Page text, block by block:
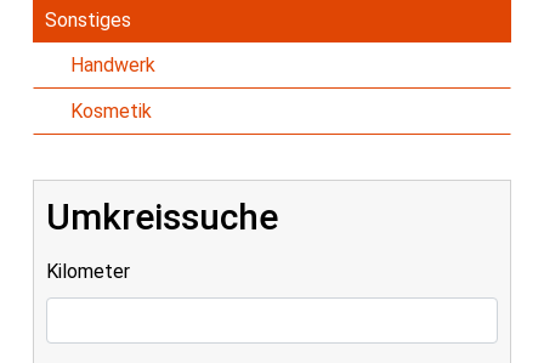
Sonstiges
Handwerk
Kosmetik
Umkreissuche
Kilometer